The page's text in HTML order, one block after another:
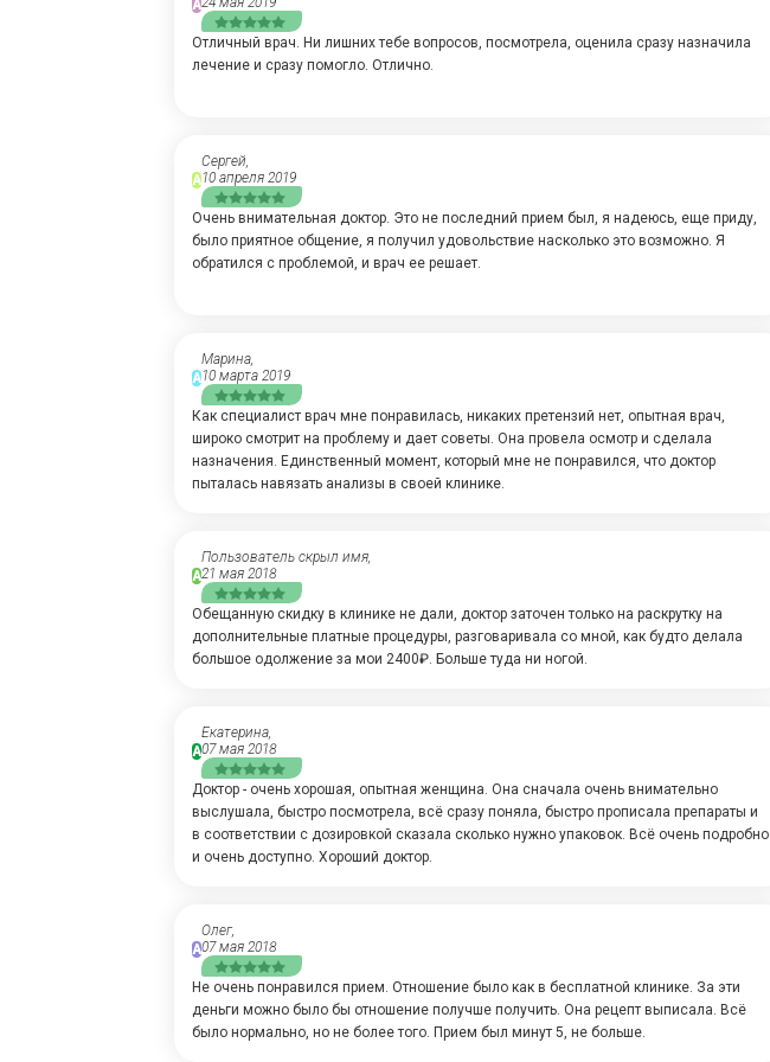
А
Отличный врач. Ни лишних тебе вопросов, посмотрела, оценила сразу назначила
лечение и сразу помогло. Отлично.
А
Сергей,
10 апреля 2019
Очень внимательная доктор. Это не последний прием был, я надеюсь, еще приду,
было приятное общение, я получил удовольствие насколько это возможно. Я
обратился с проблемой, и врач ее решает.
А
Марина,
10 марта 2019
Как специалист врач мне понравилась, никаких претензий нет, опытная врач,
широко смотрит на проблему и дает советы. Она провела осмотр и сделала
назначения. Единственный момент, который мне не понравился, что доктор
пыталась навязать анализы в своей клинике.
А
Пользователь скрыл имя,
21 мая 2018
Обещанную скидку в клинике не дали, доктор заточен только на раскрутку на
дополнительные платные процедуры, разговаривала со мной, как будто делала
большое одолжение за мои 2400₽. Больше туда ни ногой.
А
Екатерина,
07 мая 2018
Доктор - очень хорошая, опытная женщина. Она сначала очень внимательно
выслушала, быстро посмотрела, всё сразу поняла, быстро прописала препараты и
в соответствии с дозировкой сказала сколько нужно упаковок. Всё очень подробно
и очень доступно. Хороший доктор.
А
Олег,
07 мая 2018
Не очень понравился прием. Отношение было как в бесплатной клинике. За эти
деньги можно было бы отношение получше получить. Она рецепт выписала. Всё
было нормально, но не более того. Прием был минут 5, не больше.